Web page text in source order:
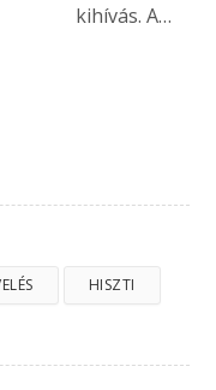
kihívás. A…
HISZTI